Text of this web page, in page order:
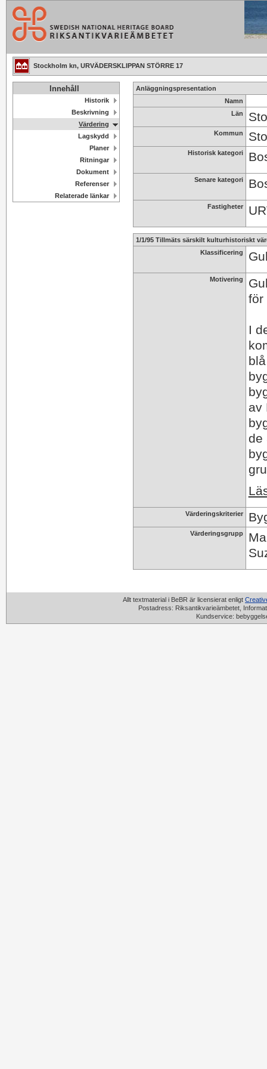
Stockholm kn, URVÄDERSKLIPPAN STÖRRE 17
Innehåll
Historik
Beskrivning
Värdering
Lagskydd
Planer
Ritningar
Dokument
Referenser
Relaterade länkar
Anläggningspresentation
Namn
Län
Kommun
Historisk kategori
Senare kategori
Fastigheter
1/1/95 Tillmäts särskilt kulturhistoriskt
Klassificering
Motivering
för
I
av
de
Värderingskriterier
Värderingsgrupp
Allt textmaterial i BeBR är licensierat enligt
Postadress: Riksantikvarieämbetet,
Kundservice: